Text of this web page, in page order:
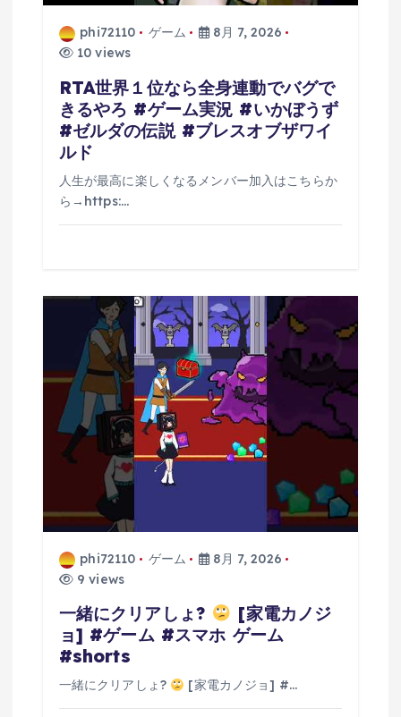
phi72110 ゲーム
8月 7, 2026
10 views
RTA世界１位なら全身連動でバグで
きるやろ #ゲーム実況 #いかぼうず
#ゼルダの伝説 #ブレスオブザワイ
ルド
人生が最高に楽しくなるメンバー加入はこちらか
ら→https:…
phi72110 ゲーム
8月 7, 2026
9 views
一緒にクリアしょ?
[家電カノジ
ョ] #ゲーム #スマホ ゲーム
#shorts
一緒にクリアしょ? [家電カノジョ] #…